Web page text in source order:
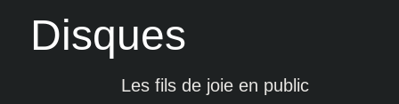
Disques
Les fils de joie en public